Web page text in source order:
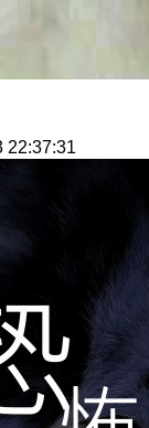
22:37:31